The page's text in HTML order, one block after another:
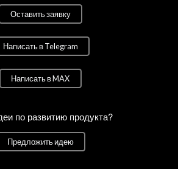
Оставить заявку
Написать в Telegram
Написать в MAX
по развитию продукта?
Предложить идею